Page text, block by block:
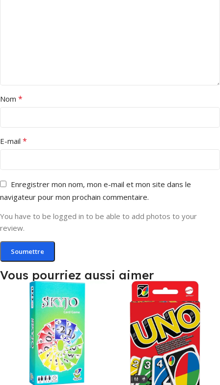
Nom *
E-mail *
Enregistrer mon nom, mon e-mail et mon site dans le
navigateur pour mon prochain commentaire.
You have to be logged in to be able to add photos to your
review.
Vous pourriez aussi aimer